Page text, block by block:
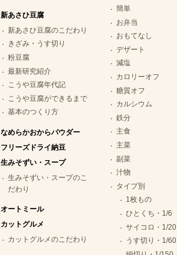
新あさひ豆腐
新あさひ豆腐のこだわり
きざみ・うす切り
粉豆腐
最新研究紹介
こうや豆腐年代記
こうや豆腐ができるまで
基本のつくり方
なめらかおからパウダー
フリーズドライ納豆
生みそずい・スープ
生みそずい・スープのこ
だわり
オートミール
カットグルメ
カットグルメのこだわり
簡単
お弁当
おもてなし
デザート
減塩
カロリーオフ
糖質オフ
カルシウム
鉄分
主食
主菜
副菜
汁物
タイプ別
1枚もの
ひとくち・1/6
サイコロ・1/20
うす切り・1/60